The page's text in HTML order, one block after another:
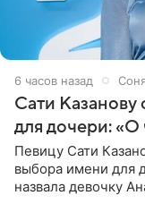
6 часов назад
Сати Казанову
для дочери: «О
Певицу Сати
выбора имени для
назвала девочку